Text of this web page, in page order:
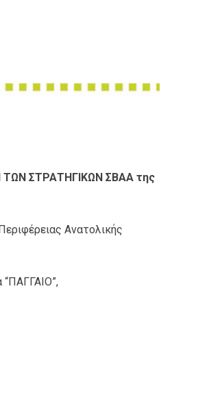
ΤΩΝ ΣΤΡΑΤΗΓΙΚΩΝ ΣΒΑΑ της
Ανατολικής
“ΠΑΓΓΑΙΟ”,